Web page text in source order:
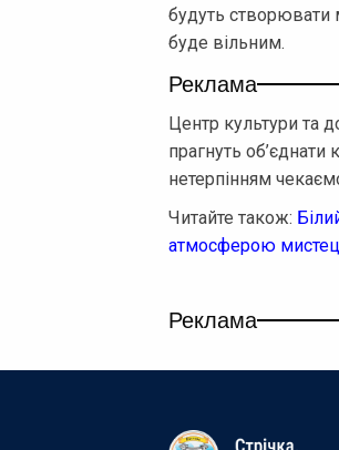
будуть створювати
буде вільним.
Реклама
Центр культури та
прагнуть об’єднати
нетерпінням
Читайте також:
атмосферою
Реклама